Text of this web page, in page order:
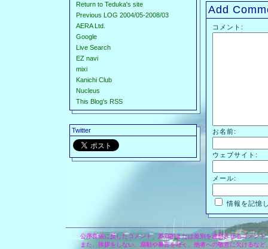
Return to Teduka's site
Previous LOG 2004/05-2008/03
AERA Ltd.
Google
Live Search
EZ navi
mixi
Kanichi Club
Nucleus
This Blog's RSS
Twitter
Add
コメント:
お名前:
ウェブサイト:
メール:
情報を記憶
公序良俗に反したコメント、差別的または差別を連想させるコメン
また、挨拶をしない、扇動や暴言を吐く、他者への敬意に欠けるな